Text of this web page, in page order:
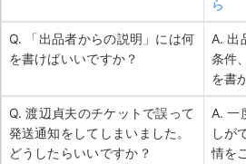
ら
Q. 「出品者からの説明」には何
を書けばいいですか？
A. 出
条件
を書
Q. 渡辺貞夫のチケットで誤って
発送通知をしてしまいました。
どうしたらいいですか？
A. 一
しが
情を